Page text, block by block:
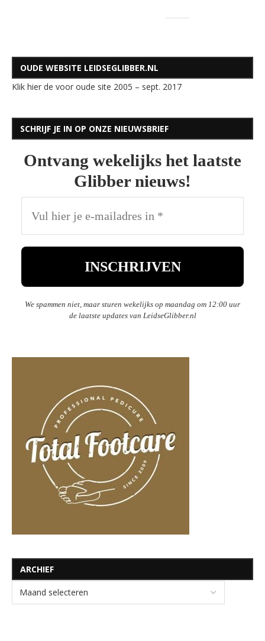
OUDE WEBSITE LEIDSEGLIBBER.NL
Klik hier de voor oude site 2005 – sept. 2017
SCHRIJF JE IN OP ONZE NIEUWSBRIEF
Ontvang wekelijks het laatste
Glibber nieuws!
We spammen niet, maar sturen wekelijks op maandag om 12:00 uur
de laatste updates van LeidseGlibber.nl
ARCHIEF